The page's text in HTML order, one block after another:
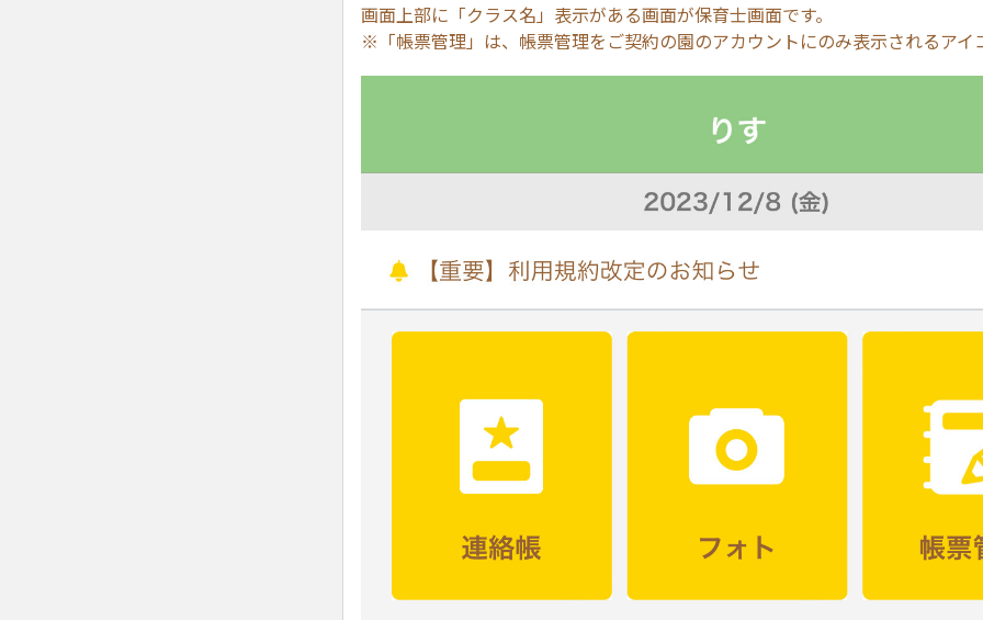
画面上部に「クラス名」表示がある画面が保育士画面です。
※「帳票管理」は、帳票管理をご契約の園のアカウントにのみ表示されるアイ